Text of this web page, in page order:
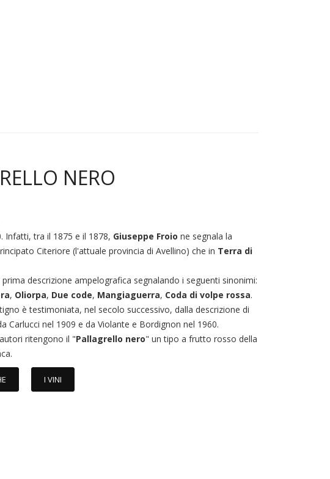
NERO
Infatti, tra il 1875 e il 1878, Giuseppe Froio ne segnala la
Citeriore (l'attuale provincia di Avellino) che in Terra di
prima descrizione ampelografica segnalando i seguenti sinonimi:
, Oliorpa, Due code, Mangiaguerra, Coda di volpe rossa.
è testimoniata, nel secolo successivo, dalla descrizione di
Carlucci nel 1909 e da Violante e Bordignon nel 1960.
ritengono il "Pallagrello nero" un tipo a frutto rosso della
I VINI